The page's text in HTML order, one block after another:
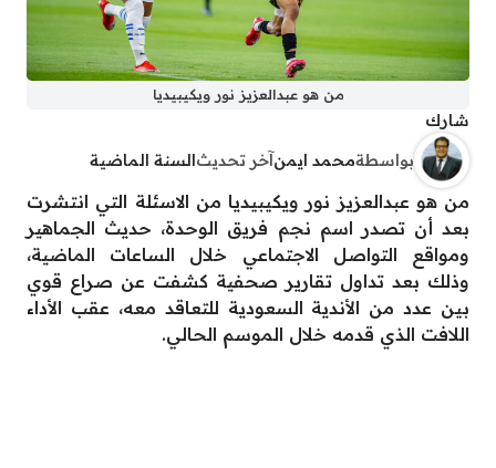
من هو عبدالعزيز نور ويكيبيديا
شارك
بواسطةمحمد ايمنآخر تحديثالسنة الماضية
من هو عبدالعزيز نور ويكيبيديا من الاسئلة التي انتشرت
بعد أن تصدر اسم نجم فريق الوحدة، حديث الجماهير
ومواقع التواصل الاجتماعي خلال الساعات الماضية،
وذلك بعد تداول تقارير صحفية كشفت عن صراع قوي
بين عدد من الأندية السعودية للتعاقد معه، عقب الأداء
اللافت الذي قدمه خلال الموسم الحالي.